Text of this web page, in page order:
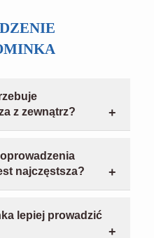
z zewnątrz?
do spalania. W
standard, bo bez
najczęstsza?
powinien wynikać
kominkowego
lepiej prowadzić